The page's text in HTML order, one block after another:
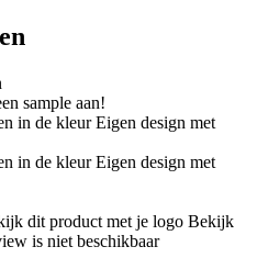
sample aan!
dit product met je logo Bekijk
is niet beschikbaar